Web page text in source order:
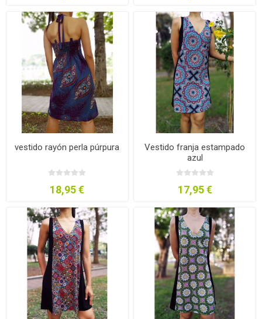
vestido rayón perla púrpura
18,95 €
Vestido franja estampado
azul
17,95 €